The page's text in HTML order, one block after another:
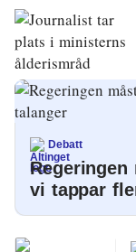
Debatt
Regeringen
vi tappar